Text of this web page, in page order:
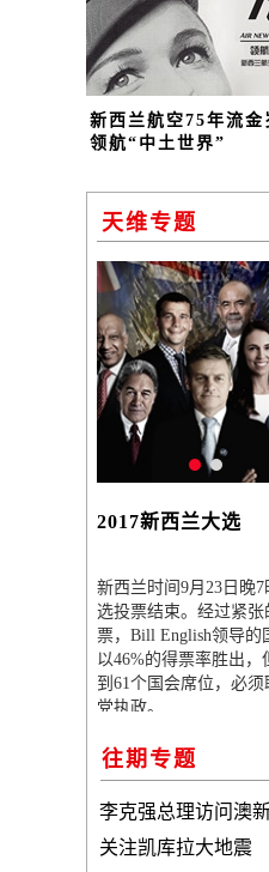
新西兰航空75年流金
领航“中土世界”
天维专题
2017新西兰大选
新西兰时间9月23日晚7
选投票结束。经过紧张
票，Bill English领导的
以46%的得票率胜出，
到61个国会席位，必须
党执政。
往期专题
李克强总理访问澳
关注凯库拉大地震